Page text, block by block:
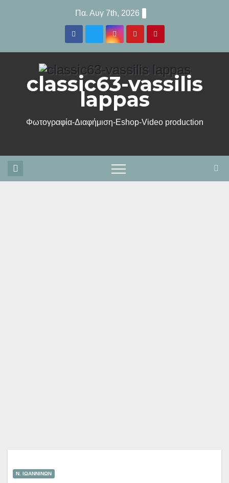
Πα. Αυγ 7th, 2026
classic63-vassilis
lappas
Φωτογραφία-Διαφήμιση-Eshop-Video production
Ν. ΙΩΑΝΝΙΝΩΝ